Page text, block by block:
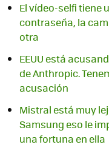
El vídeo-selfi tiene
contraseña, la
otra
EEUU está
de Anthropic.
acusación
Mistral está muy
Samsung eso le
una fortuna en ella